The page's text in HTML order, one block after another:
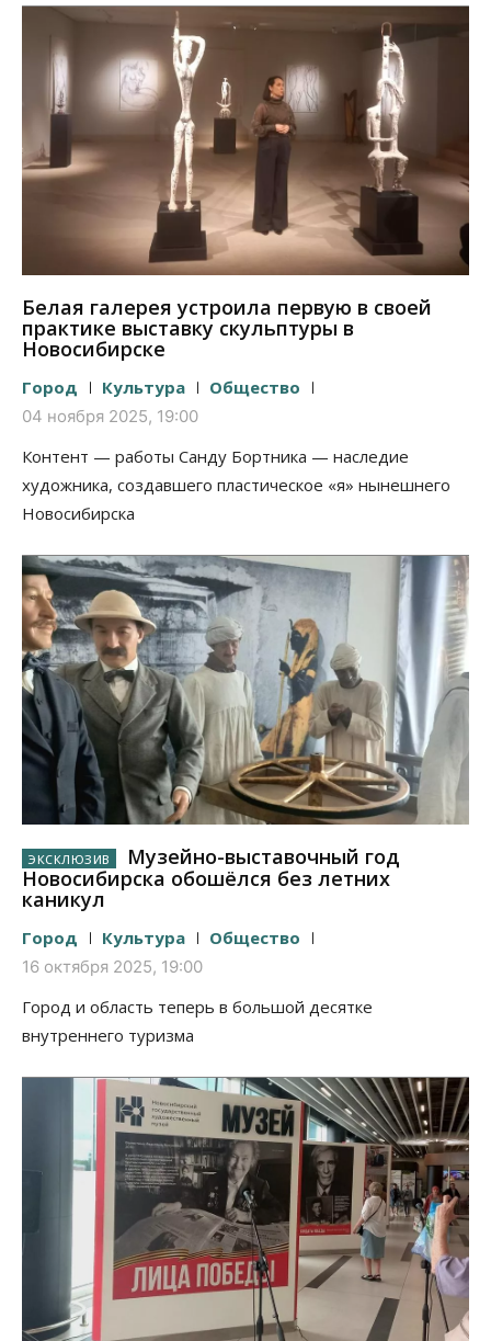
Белая галерея устроила первую в своей
практике выставку скульптуры в
Новосибирске
Город Культура Общество
04 ноября 2025, 19:00
Контент — работы Санду Бортника — наследие
художника, создавшего пластическое «я» нынешнего
Новосибирска
Музейно-выставочный год
Новосибирска обошёлся без летних
каникул
Город Культура Общество
16 октября 2025, 19:00
Город и область теперь в большой десятке
внутреннего туризма